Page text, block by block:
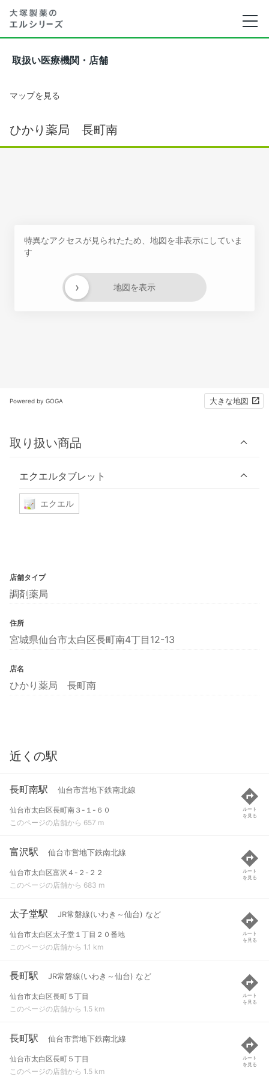
取扱い医療機関・店舗
マップを見る
ひかり薬局 長町南
特異なアクセスが見られたため、地図を非表示にしていま
す
地図を表示
›
Powered by GOGA 大きな地図
取り扱い商品
エクエルタブレット
エクエル
店舗タイプ
調剤薬局
住所
宮城県仙台市太白区長町南4丁目12-13
店名
ひかり薬局 長町南
近くの駅
長町南駅 仙台市営地下鉄南北線
仙台市太白区長町南３-１-６０
このページの店舗から 657 m
ルート
を見る
富沢駅 仙台市営地下鉄南北線
仙台市太白区富沢４-２-２２
このページの店舗から 683 m
ルート
を見る
太子堂駅 JR常磐線(いわき～仙台) など
仙台市太白区太子堂１丁目２０番地
このページの店舗から 1.1 km
ルート
を見る
長町駅 JR常磐線(いわき～仙台) など
仙台市太白区長町５丁目
このページの店舗から 1.5 km
ルート
を見る
長町駅 仙台市営地下鉄南北線
仙台市太白区長町５丁目
このページの店舗から 1.5 km
ルート
を見る